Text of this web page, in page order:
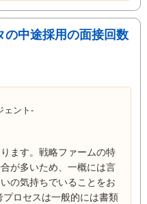
の中途採用の面接回数
ェント-
ます。戦略ファームの特
が多いため、一概には言
の気持ちでいることをお
ロセスは一般的には書類